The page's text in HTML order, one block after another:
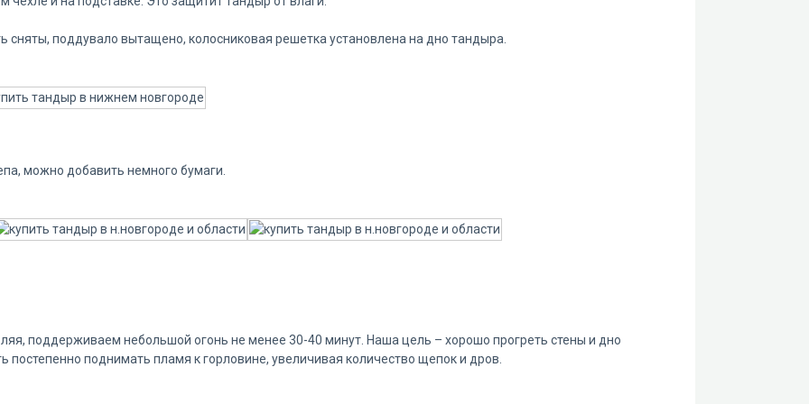
поддувало вытащено, колосниковая решетка установлена на дно тандыра.
можно добавить немного бумаги.
поддерживаем небольшой огонь не менее 30-40 минут. Наша цель – хорошо прогреть стены и дно
постепенно поднимать пламя к горловине, увеличивая количество щепок и дров.